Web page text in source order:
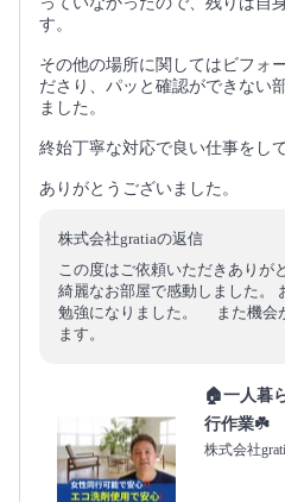
す。
その他の場所に関してはビフォ
ださり、パッと確認ができない
ました。
終始丁寧な対応で良い仕事をし
ありがとうございました。
株式会社gratiaの返信
この度はご依頼いただきあり
綺麗なお部屋で感動しました。
勉強になりました。 また機会
ます。
🏠一人暮
行作業☘️
株式会社